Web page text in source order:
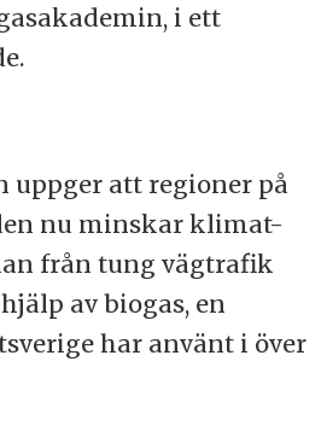
i ett
uppger att regioner på
nu minskar klimat-
från tung vägtrafik
av biogas, en
har använt i över